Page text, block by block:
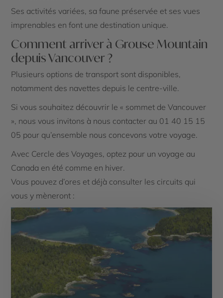
Ses activités variées, sa faune préservée et ses vues
imprenables en font une destination unique.
Comment arriver à Grouse Mountain
depuis Vancouver ?
Plusieurs options de transport sont disponibles,
notamment des navettes depuis le centre-ville.
Si vous souhaitez découvrir le « sommet de Vancouver
», nous vous invitons à nous contacter au 01 40 15 15
05 pour qu’ensemble nous concevons votre voyage.
Avec Cercle des Voyages, optez pour un voyage au
Canada en été comme en hiver.
Vous pouvez d’ores et déjà consulter les circuits qui
vous y mèneront :